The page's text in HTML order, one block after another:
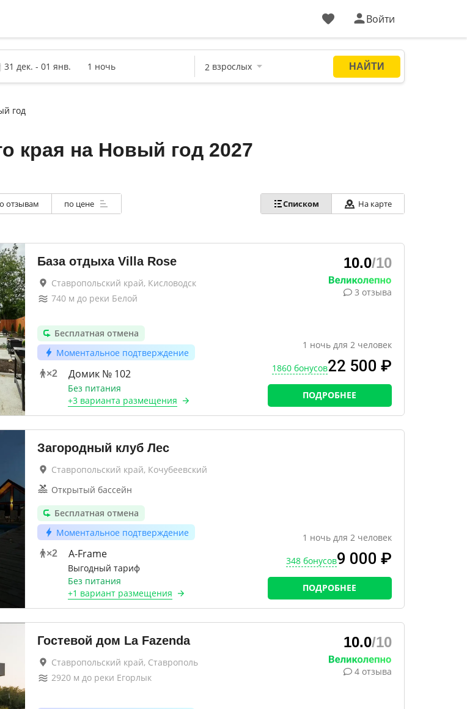
Войти
год
края на Новый год 2027
отзывам по цене Списком На карте
База отдыха Villa Rose
Ставропольский край, Кисловодск
740м до реки Белой
Бесплатная отмена
Моментальное подтверждение
×2 Домик № 102
Без питания
+3 варианта размещения
10.0/10
3 отзыва
1 ночь для 2 человек
1860 бонусов22 500 ₽
ПОДРОБНЕЕ
Загородный клуб Лес
Ставропольский край, Кочубеевский
Открытый бассейн
Бесплатная отмена
Моментальное подтверждение
×2 A-Frame
Выгодный тариф
Без питания
+1 вариантразмещения
1 ночь для 2 человек
348 бонусов9 000 ₽
ПОДРОБНЕЕ
Гостевой дом La Fazenda
Ставропольский край, Ставрополь
2920м до реки Егорлык
10.0/10
4 отзыва